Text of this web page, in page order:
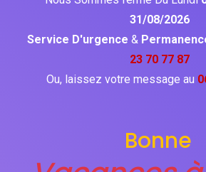
31/08/2026
Service D'urgence &
23 70 77 87
Ou, laissez votre message au
Bonne